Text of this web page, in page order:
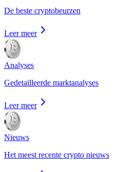
De beste cryptobeurzen
Leer meer
Analyses
Gedetailleerde marktanalyses
Leer meer
Nieuws
Het meest recente crypto nieuws